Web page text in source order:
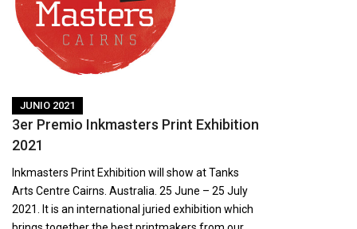
JUNIO 2021
3er Premio Inkmasters Print Exhibition
2021
Inkmasters Print Exhibition will show at Tanks
Arts Centre Cairns. Australia. 25 June – 25 July
2021. It is an international juried exhibition which